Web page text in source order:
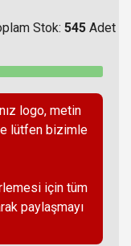
Stok: 545 Adet
logo, metin
lütfen bizimle
için tüm
paylaşmayı